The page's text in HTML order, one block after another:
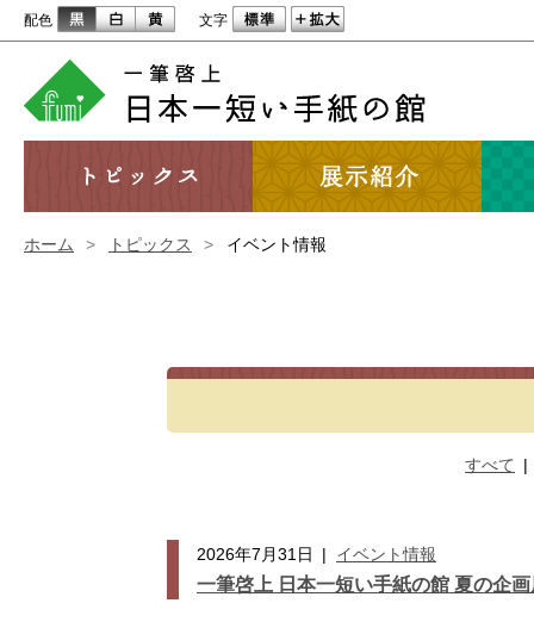
配色 文字
ホーム > トピックス > イベント情報
すべて |
2026年7月31日 | イベント情報
一筆啓上 日本一短い手紙の館 夏の企